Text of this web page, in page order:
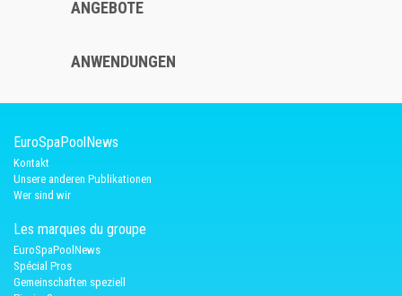
ANGEBOTE
ANWENDUNGEN
EuroSpaPoolNews
Kontakt
Unsere anderen Publikationen
Wer sind wir
Les marques du groupe
EuroSpaPoolNews
Spécial Pros
Gemeinschaften speziell